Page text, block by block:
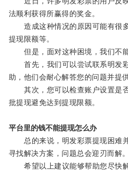
法顺利获得所赢得的奖金。
造成这种情况的原因可能有很多
提现限额等。
但是，面对这种困境，我们不能
首先，我们可以尝试联系明发
助，他们会耐心解答您的问题并提
其次，您可以检查账户设置是
批提现避免达到提现限额。
平台里的钱不能提现怎么办
总的来说，明发彩票提现困难
寻找解决方案，问题总会迎刃而解。
希望以上建议能够帮助您尽快